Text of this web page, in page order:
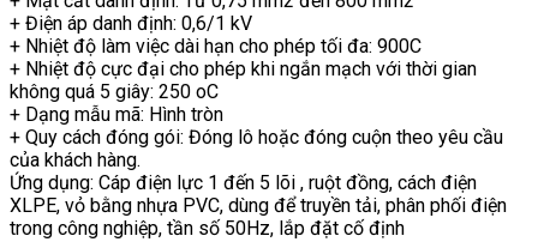
+ Điện áp danh định: 0,6/1 kV
+ Nhiệt độ làm việc dài hạn cho phép tối đa: 900C
+ Nhiệt độ cực đại cho phép khi ngắn mạch với thời gian
không quá 5 giây: 250 oC
+ Dạng mẫu mã: Hình tròn
+ Quy cách đóng gói: Đóng lô hoặc đóng cuộn theo yêu cầu
của khách hàng.
Ứng dụng: Cáp điện lực 1 đến 5 lõi , ruột đồng, cách điện
XLPE, vỏ bằng nhựa PVC, dùng để truyền tải, phân phối điện
trong công nghiệp, tần số 50Hz, lắp đặt cố định